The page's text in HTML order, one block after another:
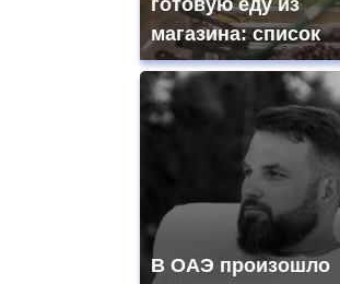
магазина: список
В ОАЭ произошло